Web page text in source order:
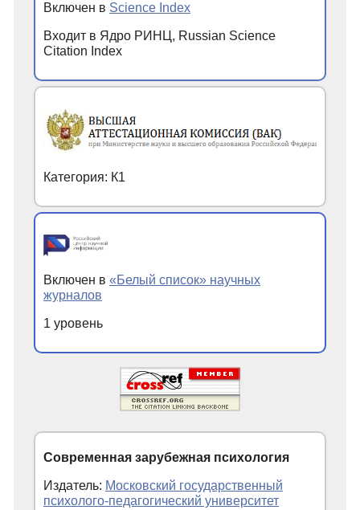
Включен в Science Index
Входит в Ядро РИНЦ, Russian Science
Citation Index
Категория: К1
Включен в «Белый список» научных
журналов
1 уровень
Современная зарубежная психология
Издатель: Московский государственный
психолого-педагогический университет